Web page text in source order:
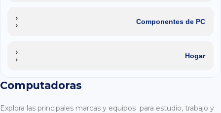
Componentes de PC
Hogar
Computadoras
Explora las principales marcas y equipos para estudio, trabajo y